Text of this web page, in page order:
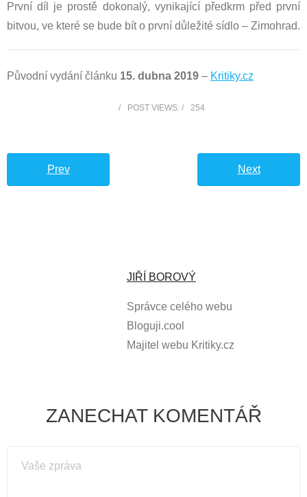
První díl je prostě dokonalý, vynikající předkrm před první
bitvou, ve které se bude bít o první důležité sídlo – Zimohrad.
Původní vydání článku 15. dubna 2019 – Kritiky.cz
POST VIEWS: 254
Prev Next
JIŘÍ BOROVÝ
Správce celého webu
Bloguji.cool
Majitel webu Kritiky.cz
ZANECHAT KOMENTÁŘ